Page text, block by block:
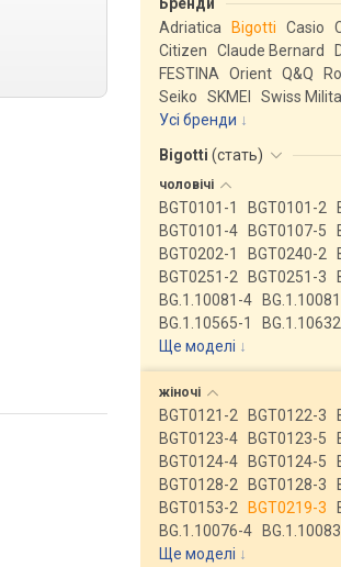
Adriatica
Bigotti Casio
Citizen
Claude Bernard
FESTINA
Orient Q&Q
Seiko
SKMEI Swiss
Усі бренди
Bigotti (стать)
чоловічі
BGT0101-1 BGT0101-2
BGT0101-4
BGT0107-5
BGT0202-1
BGT0240-2
BGT0251-2
BGT0251-3
BG.1.10081-4
BG.1.10565-1
Ще моделі ↓
жіночі
BGT0121-2 BGT0122-3
BGT0123-4
BGT0123-5
BGT0124-4
BGT0124-5
BGT0128-2
BGT0128-3
BGT0153-2
BGT0219-3
BG.1.10076-4
Ще моделі ↓